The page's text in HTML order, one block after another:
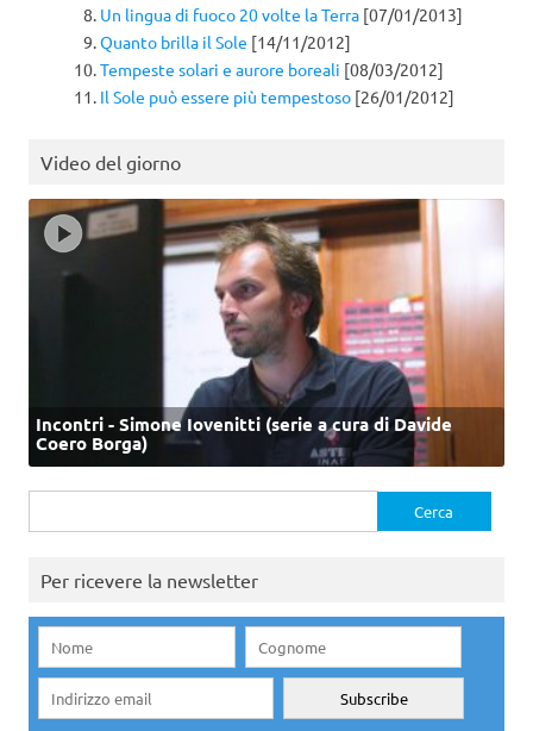
Un lingua di fuoco 20 volte la Terra [07/01/2013]
Quanto brilla il Sole [14/11/2012]
Tempeste solari e aurore boreali [08/03/2012]
Il Sole può essere più tempestoso [26/01/2012]
Video del giorno
Incontri - Simone Iovenitti (serie a cura di Davide
Coero Borga)
per:
Per ricevere la newsletter